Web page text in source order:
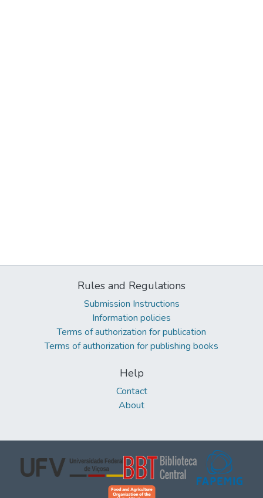
Rules and Regulations
Submission Instructions
Information policies
Terms of authorization for publication
Terms of authorization for publishing books
Help
Contact
About